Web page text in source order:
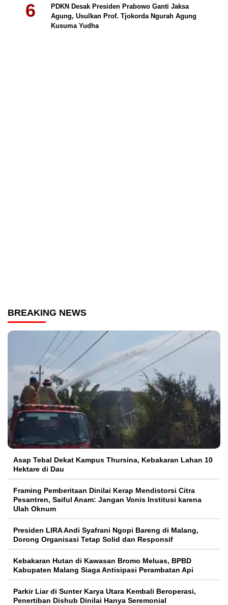
PDKN Desak Presiden Prabowo Ganti Jaksa
Agung, Usulkan Prof. Tjokorda Ngurah Agung
Kusuma Yudha
BREAKING NEWS
Asap Tebal Dekat Kampus Thursina, Kebakaran Lahan 10
Hektare di Dau
Framing Pemberitaan Dinilai Kerap Mendistorsi Citra
Pesantren, Saiful Anam: Jangan Vonis Institusi karena
Ulah Oknum
Presiden LIRA Andi Syafrani Ngopi Bareng di Malang,
Dorong Organisasi Tetap Solid dan Responsif
Kebakaran Hutan di Kawasan Bromo Meluas, BPBD
Kabupaten Malang Siaga Antisipasi Perambatan Api
Parkir Liar di Sunter Karya Utara Kembali Beroperasi,
Penertiban Dishub Dinilai Hanya Seremonial